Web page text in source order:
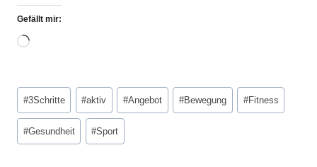
Gefällt mir:
#3Schritte #aktiv #Angebot #Bewegung #Fitness
#Gesundheit #Sport